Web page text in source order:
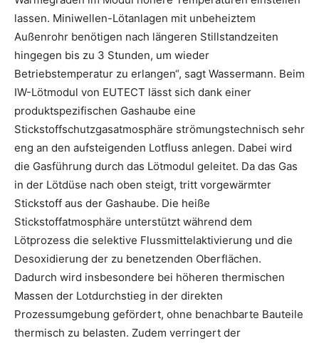
lassen. Miniwellen-Lötanlagen mit unbeheiztem
Außenrohr benötigen nach längeren Stillstandzeiten
hingegen bis zu 3 Stunden, um wieder
Betriebstemperatur zu erlangen“, sagt Wassermann. Beim
IW-Lötmodul von EUTECT lässt sich dank einer
produktspezifischen Gashaube eine
Stickstoffschutzgasatmosphäre strömungstechnisch sehr
eng an den aufsteigenden Lotfluss anlegen. Dabei wird
die Gasführung durch das Lötmodul geleitet. Da das Gas
in der Lötdüse nach oben steigt, tritt vorgewärmter
Stickstoff aus der Gashaube. Die heiße
Stickstoffatmosphäre unterstützt während dem
Lötprozess die selektive Flussmittelaktivierung und die
Desoxidierung der zu benetzenden Oberflächen.
Dadurch wird insbesondere bei höheren thermischen
Massen der Lotdurchstieg in der direkten
Prozessumgebung gefördert, ohne benachbarte Bauteile
thermisch zu belasten. Zudem verringert der